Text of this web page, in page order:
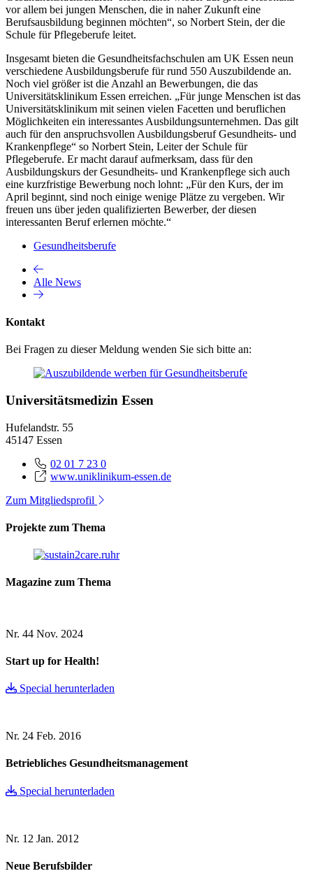
vor allem bei jungen Menschen, die in naher Zukunft eine
Berufsausbildung beginnen möchten“, so Norbert Stein, der die
Schule für Pflegeberufe leitet.
Insgesamt bieten die Gesundheitsfachschulen am UK Essen neun
verschiedene Ausbildungsberufe für rund 550 Auszubildende an.
Noch viel größer ist die Anzahl an Bewerbungen, die das
Universitätsklinikum Essen erreichen. „Für junge Menschen ist das
Universitätsklinikum mit seinen vielen Facetten und beruflichen
Möglichkeiten ein interessantes Ausbildungsunternehmen. Das gilt
auch für den anspruchsvollen Ausbildungsberuf Gesundheits- und
Krankenpflege“ so Norbert Stein, Leiter der Schule für
Pflegeberufe. Er macht darauf aufmerksam, dass für den
Ausbildungskurs der Gesundheits- und Krankenpflege sich auch
eine kurzfristige Bewerbung noch lohnt: „Für den Kurs, der im
April beginnt, sind noch einige wenige Plätze zu vergeben. Wir
freuen uns über jeden qualifizierten Bewerber, der diesen
interessanten Beruf erlernen möchte.“
Gesundheitsberufe
Alle News
Kontakt
Bei Fragen zu dieser Meldung wenden Sie sich bitte an:
Universitätsmedizin Essen
Hufelandstr. 55
45147 Essen
02 01 7 23 0
www.uniklinikum-essen.de
Zum Mitgliedsprofil
Projekte zum Thema
Magazine zum Thema
Nr. 44 Nov. 2024
Start up for Health!
Special herunterladen
Nr. 24 Feb. 2016
Betriebliches Gesundheitsmanagement
Special herunterladen
Nr. 12 Jan. 2012
Neue Berufsbilder